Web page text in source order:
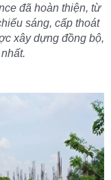
đã hoàn thiện, từ
sáng, cấp thoát
xây dựng đồng bộ,